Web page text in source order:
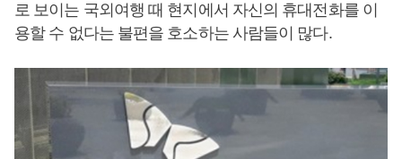
로 보이는 국외여행 때 현지에서 자신의 휴대전화를 이
용할 수 없다는 불편을 호소하는 사람들이 많다.